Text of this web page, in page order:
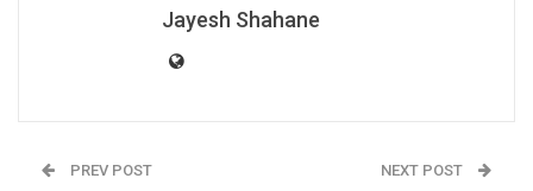
Jayesh Shahane
PREV POST NEXT POST